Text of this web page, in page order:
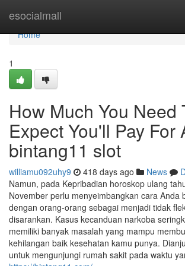
esocialmall
Home
Home
1
How Much You Need
Expect You'll Pay For
bintang11 slot
williamu092uhy9 418 days ago News
Namun, pada Kepribadian horoskop ulang
November perlu menyeimbangkan cara Anda
dengan orang-orang sebagai menjadi tidak
disarankan. Kasus kecanduan narkoba
memiliki banyak masalah yang mampu
kehilangan baik kesehatan kamu punya.
untuk mengunjungi rumah sakit pada waktu